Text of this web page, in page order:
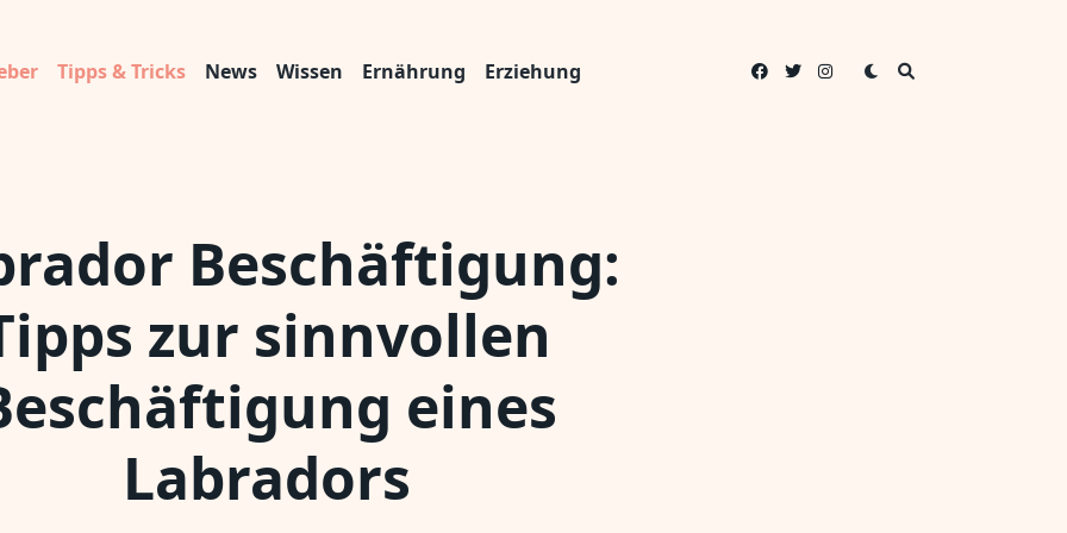
Tipps & Tricks News Wissen Ernährung Erziehung
Beschäftigung:
zur sinnvollen
eines
Labradors